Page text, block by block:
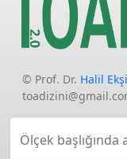
© Prof. Dr. Halil Ekşi
Ölçek başlığında